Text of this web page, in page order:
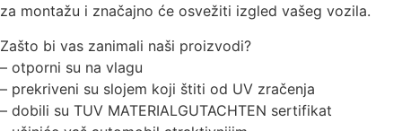
za montažu i značajno će osvežiti izgled vašeg vozila.
Zašto bi vas zanimali naši proizvodi?
– otporni su na vlagu
– prekriveni su slojem koji štiti od UV zračenja
– dobili su TUV MATERIALGUTACHTEN sertifikat